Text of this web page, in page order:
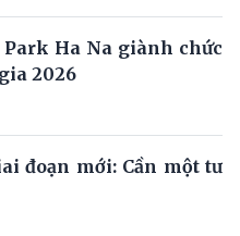
Ha Na giành chức
2026
đoạn mới: Cần một tư